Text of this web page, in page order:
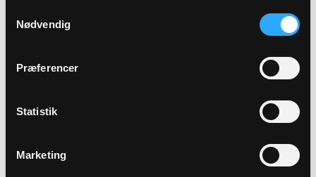
Nødvendig
Præferencer
Statistik
Marketing